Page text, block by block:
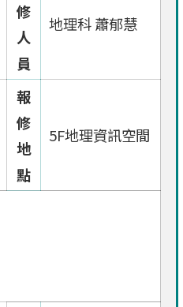
修
人
員
地理科 蕭郁慧
報
修
地
點
5F地理資訊空間